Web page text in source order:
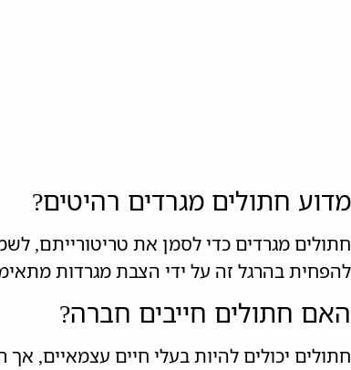
מדוע חתולים מגרדים רהיטים?
חתולים מגרדים כדי לסמן את טריטורייתם,
להפחית בהרגל זה על ידי הצבת מגרדות
האם חתולים חייבים חברה?
חתולים יכולים להיות בעלי חיים עצמאיים,